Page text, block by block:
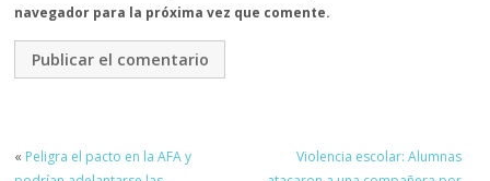
navegador para la próxima vez que comente.
« Peligra el pacto en la AFA y
Violencia escolar: Alumnas